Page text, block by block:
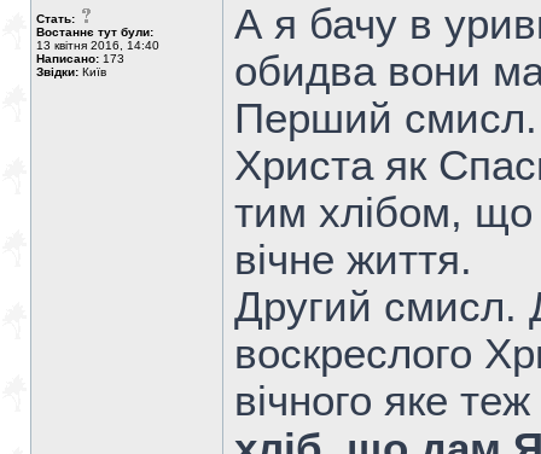
Стать:
Востаннє тут були:
13 квітня 2016, 14:40
Написано: 173
Звідки: Київ
А я бачу в
обидва вони
Перший смисл.
Христа як
тим хлібом, що
вічне життя.
Другий смисл.
воскреслого
вічного яке